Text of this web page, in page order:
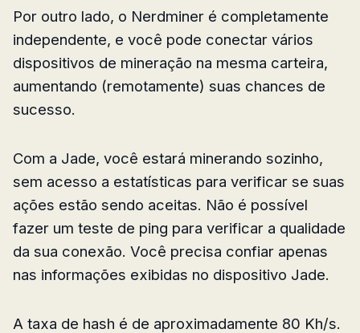
Por outro lado, o Nerdminer é completamente
independente, e você pode conectar vários
dispositivos de mineração na mesma carteira,
aumentando (remotamente) suas chances de
sucesso.
Com a Jade, você estará minerando sozinho,
sem acesso a estatísticas para verificar se suas
ações estão sendo aceitas. Não é possível
fazer um teste de ping para verificar a qualidade
da sua conexão. Você precisa confiar apenas
nas informações exibidas no dispositivo Jade.
A taxa de hash é de aproximadamente 80 Kh/s.